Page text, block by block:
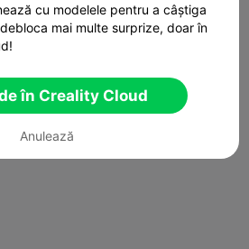
cu modelele pentru a câștiga
mai multe surprize, doar în
în Creality Cloud
Anulează